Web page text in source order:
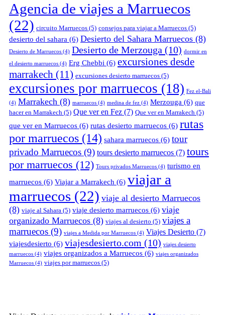
Agencia de viajes a Marruecos
(22) circuito Marruecos (5) consejos para viajar a Marruecos (5)
desierto del sahara (6) Desierto del Sahara Marruecos (8)
Desierto de Marruecos (4) Desierto de Merzouga (10) dormir en
el desierto marruecos (4) Erg Chebbi (6) excursiones desde
marrakech (11) excursiones desierto marruecos (5)
excursiones por marruecos (18) Fez el-Bali
(4) Marrakech (8) marruecos (4) medina de fez (4) Merzouga (6) que
hacer en Marrakech (5) Que ver en Fez (7) Que ver en Marrakech (5)
que ver en Marruecos (6) rutas desierto marruecos (6) rutas
por marruecos (14) sahara marruecos (6) tour
privado Marruecos (9) tours desierto marruecos (7) tours
por marruecos (12) Tours privados Marruecos (4) turismo en
marruecos (6) Viajar a Marrakech (6) viajar a
marruecos (22) viaje al desierto Marruecos
(8) viaje al Sahara (5) viaje desierto marruecos (6) viaje
organizado Marruecos (8) viajes al desierto (5) viajes a
marruecos (9) viajes a Medida por Marruecos (4) Viajes Desierto (7)
viajesdesierto (6) viajesdesierto.com (10) viajes desierto
marruecos (4) viajes organizados a Marruecos (6) viajes organizados
Marruecos (4) viajes por marruecos (5)